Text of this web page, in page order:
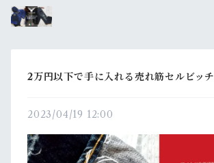
2万円以下で手に入れる売れ筋セルビッ
2023/04/19 12:00